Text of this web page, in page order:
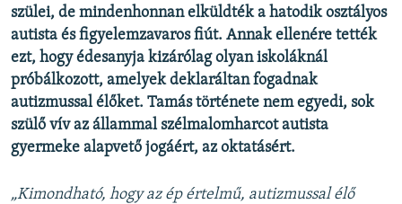
Valamennyi RFE/RL weboldal
szülei, de mindenhonnan elküldték a hatodik osztályos
autista és figyelemzavaros fiút. Annak ellenére tették
ezt, hogy édesanyja kizárólag olyan iskoláknál
próbálkozott, amelyek deklaráltan fogadnak
autizmussal élőket. Tamás története nem egyedi, sok
szülő vív az állammal szélmalomharcot autista
gyermeke alapvető jogáért, az oktatásért.
„Kimondható, hogy az ép értelmű, autizmussal élő